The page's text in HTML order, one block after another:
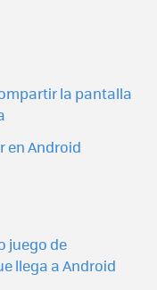
la pantalla
en Android
juego de
llega a Android